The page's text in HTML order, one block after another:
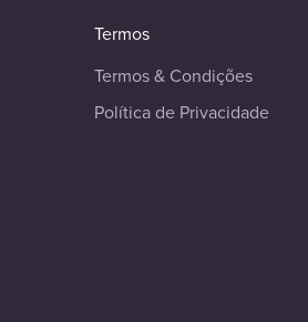
Termos
Termos & Condições
Política de Privacidade